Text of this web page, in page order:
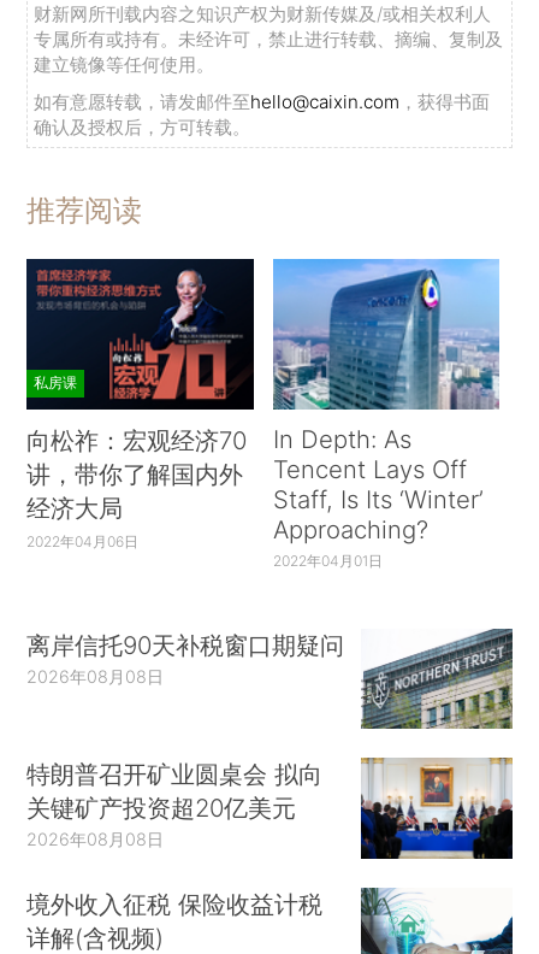
财新网所刊载内容之知识产权为财新传媒及/或相关权利人
专属所有或持有。未经许可，禁止进行转载、摘编、复制及
建立镜像等任何使用。
如有意愿转载，请发邮件至hello@caixin.com ，获得书面
确认及授权后，方可转载。
推荐阅读
私房课
向松祚：宏观经济70
讲，带你了解国内外
经济大局
2022年04月06日
In Depth: As
Tencent Lays Off
Staff, Is Its ‘Winter’
Approaching?
2022年04月01日
离岸信托90天补税窗口期疑问
2026年08月08日
特朗普召开矿业圆桌会 拟向
关键矿产投资超20亿美元
2026年08月08日
境外收入征税 保险收益计税
详解(含视频)